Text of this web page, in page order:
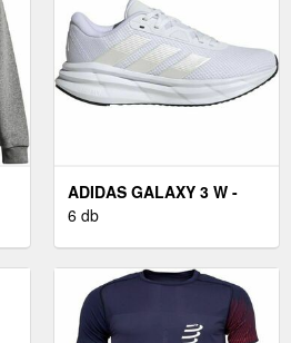
ADIDAS GALAXY 3 W -
NŐI FUTÓCIPŐ
6 db